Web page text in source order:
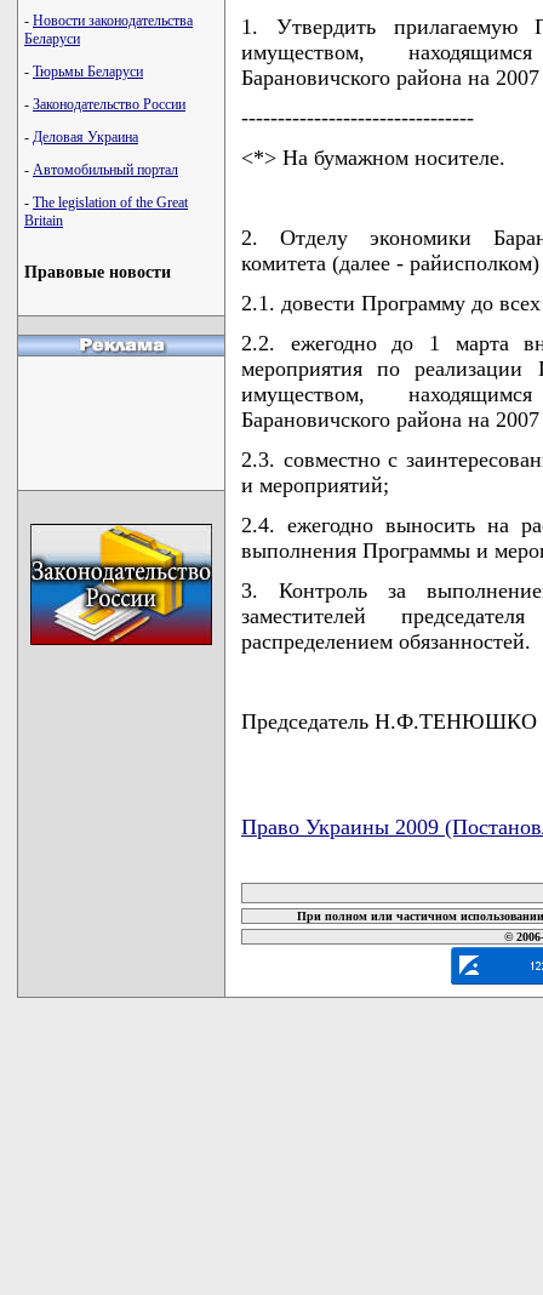
- Новости законодательства
Беларуси
- Тюрьмы Беларуси
- Законодательство России
- Деловая Украина
- Автомобильный портал
- The legislation of the Great
Britain
Правовые новости
1. Утвердить прилагаемую
имуществом,
Барановичского района на
--------------------------------
<*> На бумажном носителе.
2. Отделу экономики
комитета (далее -
2.1. довести Программу до
2.2. ежегодно до 1 марта
мероприятия по реализации
имуществом,
Барановичского района на
2.3. совместно с
и мероприятий;
2.4. ежегодно выносить на
выполнения Программы и
3. Контроль за
заместителей
распределением обязанностей.
Председатель Н.Ф.ТЕНЮШКО
Право Украины 2009
При полном или частичном
©